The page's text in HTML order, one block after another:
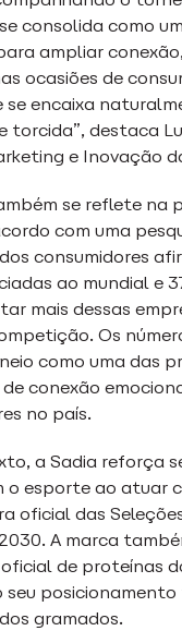
consolida como
ampliar
ocasiões de
encaixa
torcida”, destaca
e Inovação
se reflete na
com uma
consumidores
ao mundial e
mais dessas
Os
como uma das
conexão
no país.
a Sadia reforça
o esporte ao atuar
oficial das
A marca
de proteínas
seu
gramados.